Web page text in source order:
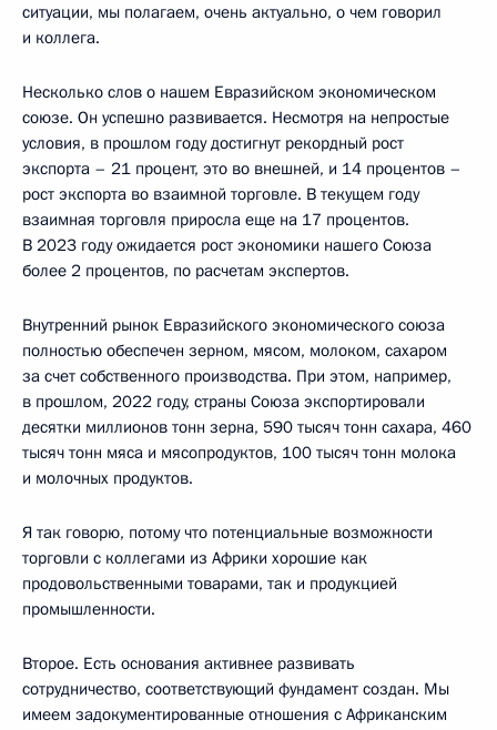
ситуации, мы полагаем, очень актуально, о чем говорил
и коллега.
Несколько слов о нашем Евразийском экономическом
союзе. Он успешно развивается. Несмотря на непростые
условия, в прошлом году достигнут рекордный рост
экспорта – 21 процент, это во внешней, и 14 процентов –
рост экспорта во взаимной торговле. В текущем году
взаимная торговля приросла еще на 17 процентов.
В 2023 году ожидается рост экономики нашего Союза
более 2 процентов, по расчетам экспертов.
Внутренний рынок Евразийского экономического союза
полностью обеспечен зерном, мясом, молоком, сахаром
за счет собственного производства. При этом, например,
в прошлом, 2022 году, страны Союза экспортировали
десятки миллионов тонн зерна, 590 тысяч тонн сахара, 460
тысяч тонн мяса и мясопродуктов, 100 тысяч тонн молока
и молочных продуктов.
Я так говорю, потому что потенциальные возможности
торговли с коллегами из Африки хорошие как
продовольственными товарами, так и продукцией
промышленности.
Второе. Есть основания активнее развивать
сотрудничество, соответствующий фундамент создан. Мы
имеем задокументированные отношения с Африканским